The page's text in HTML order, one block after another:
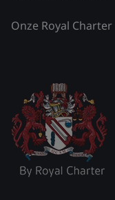
Onze Royal Charter